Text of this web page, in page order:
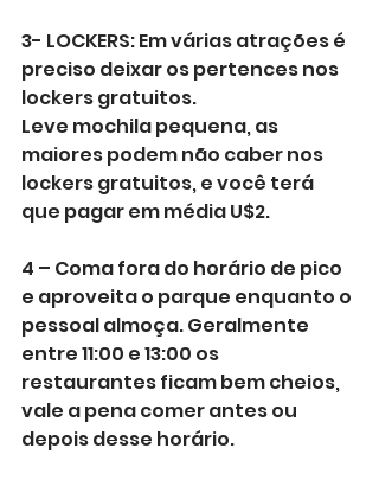
3- LOCKERS: Em várias atrações é
preciso deixar os pertences nos
lockers gratuitos.
Leve mochila pequena, as
maiores podem não caber nos
lockers gratuitos, e você terá
que pagar em média U$2.
4 – Coma fora do horário de pico
e aproveita o parque enquanto o
pessoal almoça. Geralmente
entre 11:00 e 13:00 os
restaurantes ficam bem cheios,
vale a pena comer antes ou
depois desse horário.